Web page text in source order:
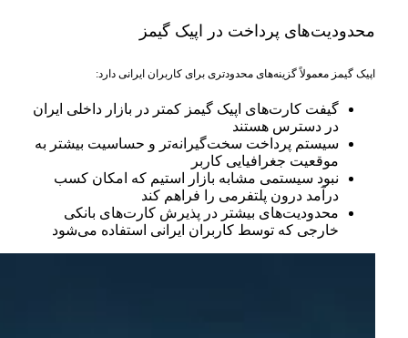
محدودیت‌های پرداخت در اپیک گیمز
اپیک گیمز معمولاً گزینه‌های محدودتری برای کاربران ایرانی دارد:
گیفت کارت‌های اپیک گیمز کمتر در بازار داخلی ایران
در دسترس هستند
سیستم پرداخت سخت‌گیرانه‌تر و حساسیت بیشتر به
موقعیت جغرافیایی کاربر
نبود سیستمی مشابه بازار استیم که امکان کسب
درآمد درون پلتفرمی را فراهم کند
محدودیت‌های بیشتر در پذیرش کارت‌های بانکی
خارجی که توسط کاربران ایرانی استفاده می‌شود